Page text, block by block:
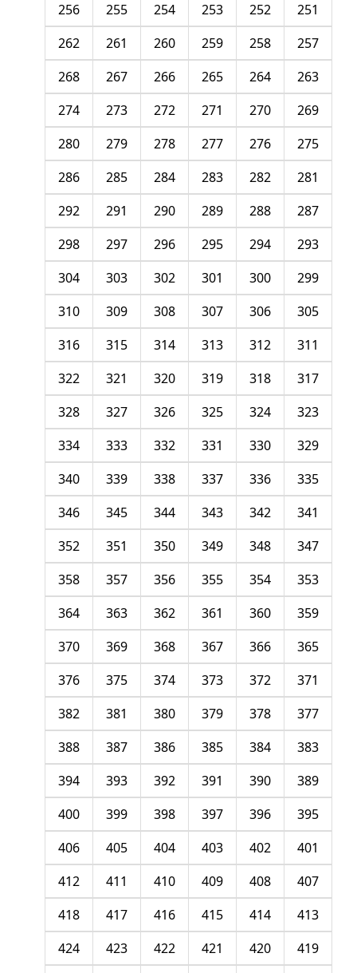
251
252
253
254
255
256
257
258
259
260
261
262
263
264
265
266
267
268
269
270
271
272
273
274
275
276
277
278
279
280
281
282
283
284
285
286
287
288
289
290
291
292
293
294
295
296
297
298
299
300
301
302
303
304
305
306
307
308
309
310
311
312
313
314
315
316
317
318
319
320
321
322
323
324
325
326
327
328
329
330
331
332
333
334
335
336
337
338
339
340
341
342
343
344
345
346
347
348
349
350
351
352
353
354
355
356
357
358
359
360
361
362
363
364
365
366
367
368
369
370
371
372
373
374
375
376
377
378
379
380
381
382
383
384
385
386
387
388
389
390
391
392
393
394
395
396
397
398
399
400
401
402
403
404
405
406
407
408
409
410
411
412
413
414
415
416
417
418
419
420
421
422
423
424